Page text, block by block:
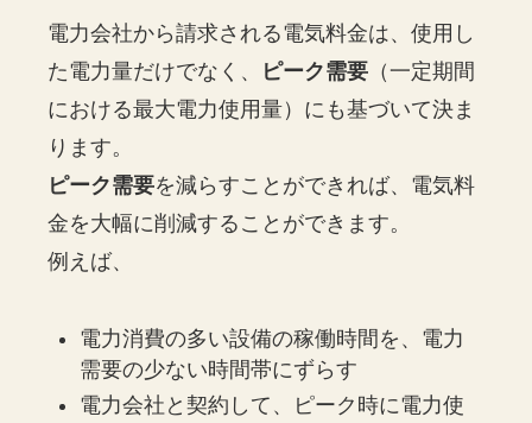
電力会社から請求される電気料金は、使用し
た電力量だけでなく、
ピーク需要 （一定期間
における最大電力使用量）にも基づいて決ま
ります。
ピーク需要を減らすことができれば、電気料
金を大幅に削減することができます。
例えば、
電力消費の多い設備の稼働時間を、電力
需要の少ない時間帯にずらす
電力会社と契約して、ピーク時に電力使